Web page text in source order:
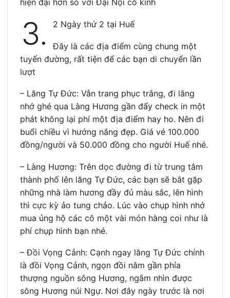
hiện đại hơn so với Đại Nội cổ kính
3. 2 Ngày thứ 2 tại Huế
Đây là các địa điểm cùng chung một
tuyến đường, rất tiện để các bạn di chuyển lần
lượt
– Lăng Tự Đức: Vẫn trang phục trắng, đi lăng
nhớ ghé qua Làng Hương gần đấy check in một
phát không lại phí một địa điểm hay ho. Nên đi
buổi chiều vì hướng nắng đẹp. Giá vé 100.000
đồng/người và 50.000 đồng cho người Huế nhé.
– Làng Hương: Trên dọc đường đi từ trung tâm
thành phố lên lăng Tự Đức, các bạn sẽ bắt gặp
những nhà làm hương đầy đủ màu sắc, lên hình
thì cực kỳ ảo tung chảo. Lúc vào chụp hình nhớ
mua ủng hộ các cô một vài món hàng coi như là
phí chụp hình bạn nhé.
– Đồi Vọng Cảnh: Cạnh ngay lăng Tự Đức chính
là đồi Vọng Cảnh, ngọn đồi nằm gần phía
thượng nguồn sông Hương, ngắm nhìn được
sông Hương núi Ngự. Nơi đây ngày trước là nơi